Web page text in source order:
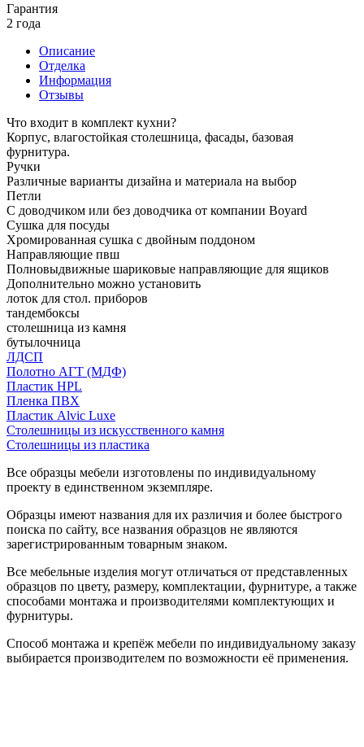
Гарантия
2 года
Описание
Отделка
Информация
Отзывы
Что входит в комплект кухни?
Корпус, влагостойкая столешница, фасады, базовая
фурнитура.
Ручки
Различные варианты дизайна и материала на выбор
Петли
С доводчиком или без доводчика от компании Boyard
Сушка для посуды
Хромированная сушка с двойным поддоном
Направляющие пвш
Полновыдвижные шариковые направляющие для ящиков
Дополнительно можно установить
лоток для стол. приборов
тандембоксы
столешница из камня
бутылочница
ЛДСП
Полотно АГТ (МДФ)
Пластик HPL
Пленка ПВХ
Пластик Alvic Luxe
Столешницы из искусственного камня
Столешницы из пластика
Все образцы мебели изготовлены по индивидуальному
проекту в единственном экземпляре.
Образцы имеют названия для их различия и более быстрого
поиска по сайту, все названия образцов не являются
зарегистрированным товарным знаком.
Все мебельные изделия могут отличаться от представленных
образцов по цвету, размеру, комплектации, фурнитуре, а также
способами монтажа и производителями комплектующих и
фурнитуры.
Способ монтажа и крепёж мебели по индивидуальному заказу
выбирается производителем по возможности её применения.